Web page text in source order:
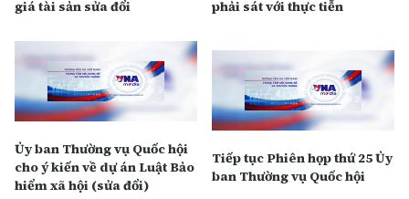
giá tài sản sửa đổi
phải sát với thực tiễn
Ủy ban Thường vụ Quốc hội
cho ý kiến về dự án Luật Bảo
hiểm xã hội (sửa đổi)
Tiếp tục Phiên họp thứ 25 Ủy
ban Thường vụ Quốc hội